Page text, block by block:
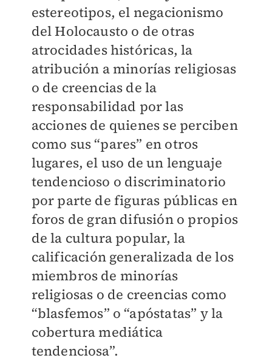
estereotipos, el negacionismo
del Holocausto o de otras
atrocidades históricas, la
atribución a minorías religiosas
o de creencias de la
responsabilidad por las
acciones de quienes se perciben
como sus “pares” en otros
lugares, el uso de un lenguaje
tendencioso o discriminatorio
por parte de figuras públicas en
foros de gran difusión o propios
de la cultura popular, la
calificación generalizada de los
miembros de minorías
religiosas o de creencias como
“blasfemos” o “apóstatas” y la
cobertura mediática
tendenciosa”.